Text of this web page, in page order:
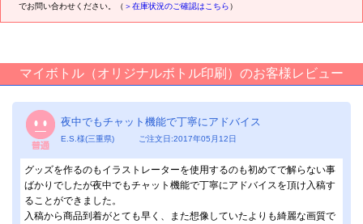
でお問い合わせください。（ ＞在庫状況のご確認はこちら）
マイボトル（オリジナルボトル印刷）のお客様レビュー
夜中でもチャット機能で丁寧にアドバイス
E.S.様(三重県) ご注文日:2017年05月12日
グッズを作るのもイラストレーターを使用するのも初めてで解らない事
ばかりでしたが夜中でもチャット機能で丁寧にアドバイスを頂け入稿す
ることができました。
入稿から商品到着がとても早く、また想像していたよりも綺麗な画質で